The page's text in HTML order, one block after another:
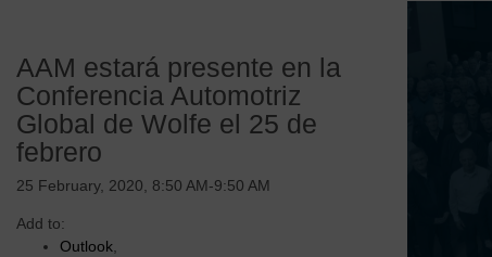
AAM estará presente en la
Conferencia Automotriz
Global de Wolfe el 25 de
febrero
25 February, 2020, 8:50 AM-9:50 AM
Add to:
Outlook